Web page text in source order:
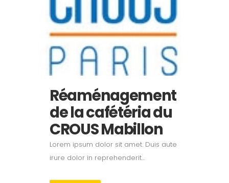
Réaménagement
de la cafétéria du
CROUS Mabillon
Lorem ipsum dolor sit amet. Duis aute
irure dolor in reprehenderit...